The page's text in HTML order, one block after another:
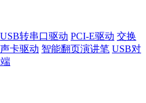
USB转串口驱动 PCI-E驱动 交换
卡驱动 智能翻页演讲笔 USB对